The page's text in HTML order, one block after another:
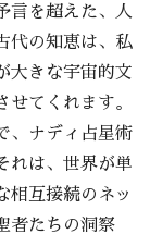
言を超えた、人
代の知恵は、私
大きな宇宙的文
てくれます。
、ナディ占星術
れは、世界が単
相互接続のネッ
者たちの洞察